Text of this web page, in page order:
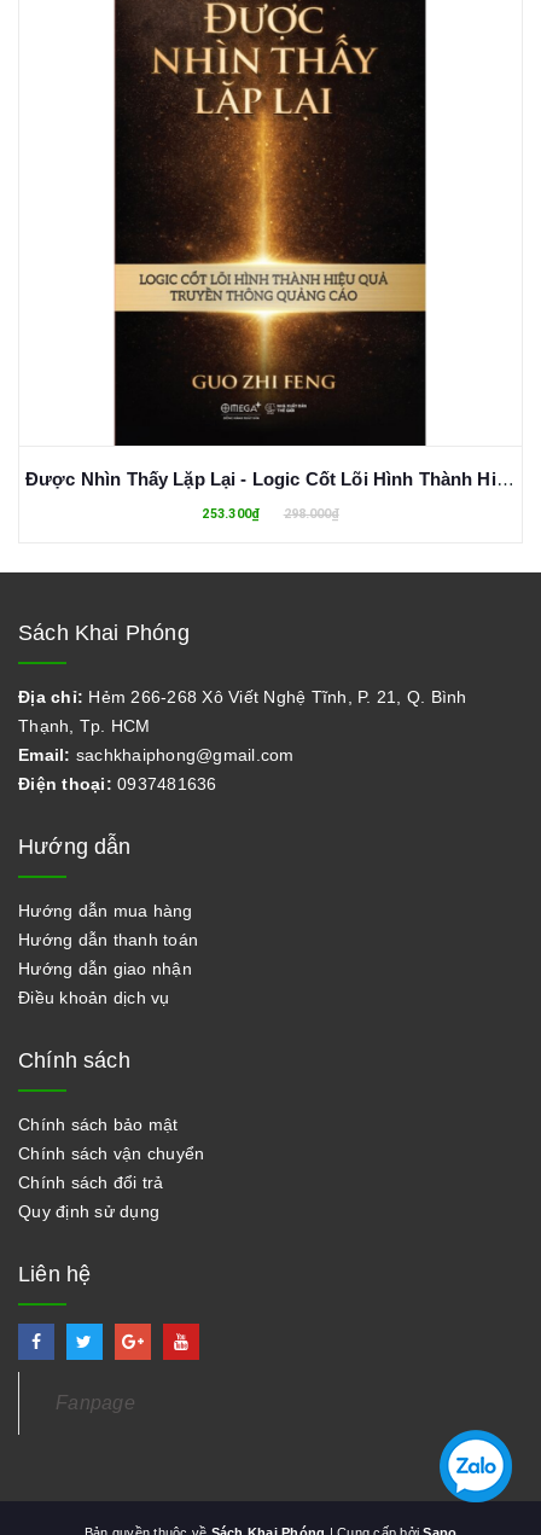
Được Nhìn Thấy Lặp Lại - Logic Cốt Lõi Hình Thành Hiệu Quả Truyền Thông Quảng Cáo (Bìa Cứng)
253.300₫ 298.000₫
Sách Khai Phóng
Địa chỉ: Hẻm 266-268 Xô Viết Nghệ Tĩnh, P. 21, Q. Bình
Thạnh, Tp. HCM
Email: sachkhaiphong@gmail.com
Điện thoại: 0937481636
Hướng dẫn
Hướng dẫn mua hàng
Hướng dẫn thanh toán
Hướng dẫn giao nhận
Điều khoản dịch vụ
Chính sách
Chính sách bảo mật
Chính sách vận chuyển
Chính sách đổi trả
Quy định sử dụng
Liên hệ
Fanpage